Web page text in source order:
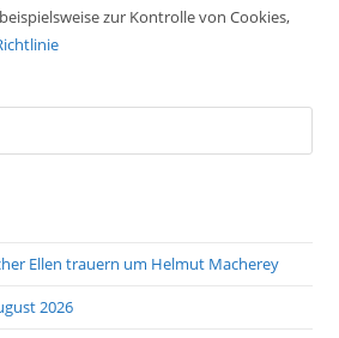
zur Kontrolle von Cookies,
Ellen trauern um Helmut Macherey
2026